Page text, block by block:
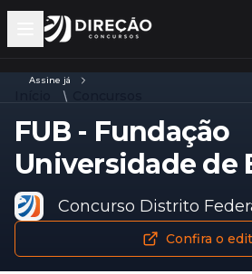
Open main menu
Assine já
FUB - Fundação
Universidade de
Concurso Distrito
Confira o